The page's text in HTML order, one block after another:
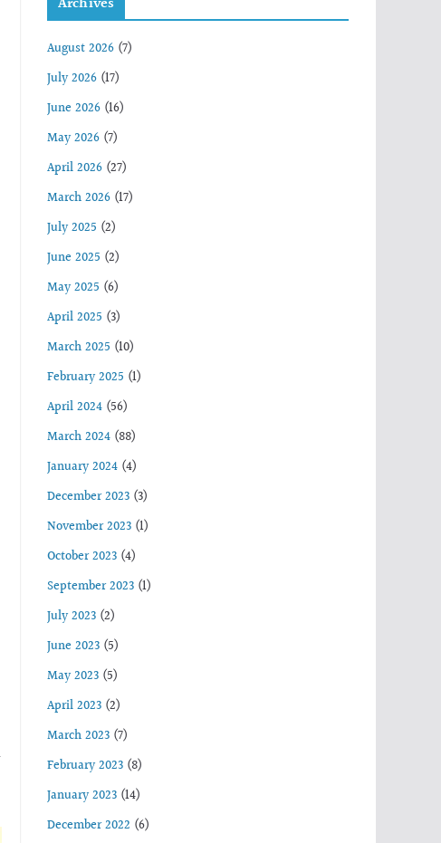
August 2026 (7)
July 2026 (17)
June 2026 (16)
May 2026 (7)
April 2026 (27)
March 2026 (17)
July 2025 (2)
June 2025 (2)
May 2025 (6)
April 2025 (3)
March 2025 (10)
February 2025 (1)
April 2024 (56)
March 2024 (88)
January 2024 (4)
December 2023 (3)
November 2023 (1)
October 2023 (4)
September 2023 (1)
July 2023 (2)
June 2023 (5)
May 2023 (5)
April 2023 (2)
March 2023 (7)
February 2023 (8)
January 2023 (14)
December 2022 (6)